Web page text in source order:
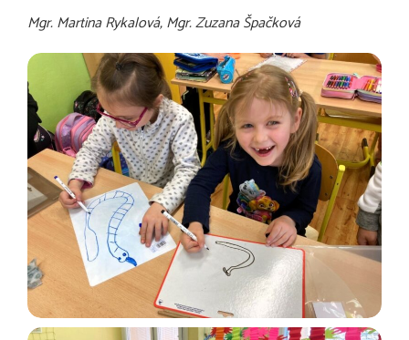
Mgr. Martina Rykalová, Mgr. Zuzana Špačková